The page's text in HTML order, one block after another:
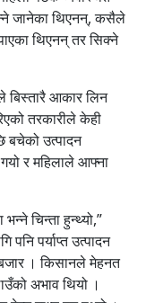
जानेका थिएनन्, कसैले
थिएनन् तर सिक्ने
बिस्तारै आकार लिन
तरकारीले केही
बचेको उत्पादन
र महिलाले आफ्ना
चिन्ता हुन्थ्यो,”
पनि पर्याप्त उत्पादन
। किसानले मेहनत
अभाव थियो ।